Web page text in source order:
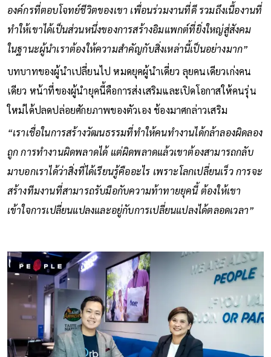
องค์กรที่ตอบโจทย์ชีวิตของเขา เพื่อนร่วมงานที่ดี รวมถึงเนื้องานที่
ทำให้เขาได้เป็นส่วนหนึ่งของการสร้างอิมแพกต์ที่ยิ่งใหญ่สู่สังคม
ในฐานะผู้นำเราต้องให้ความสำคัญกับสิ่งเหล่านี้เป็นอย่างมาก”
บทบาทของผู้นำเปลี่ยนไป หมดยุคผู้นำเดี่ยว ลุยคนเดียวเก่งคน
เดียว หน้าที่ของผู้นำยุคนี้คือการส่งเสริมและเปิดโอกาสให้คนรุ่น
ใหม่ได้ปลดปล่อยศักยภาพของตัวเอง ช้องมาศกล่าวเสริม
“เราเชื่อในการสร้างวัฒนธรรมที่ทำให้คนทำงานได้กล้าลองผิดลอง
ถูก การทำงานผิดพลาดได้ แต่ผิดพลาดแล้วเขาต้องสามารถกลับ
มาบอกเราได้ว่าสิ่งที่ได้เรียนรู้คืออะไร เพราะโลกเปลี่ยนเร็ว การจะ
สร้างทีมงานที่สามารถรับมือกับความท้าทายยุคนี้ ต้องให้เขา
เข้าใจการเปลี่ยนแปลงและอยู่กับการเปลี่ยนแปลงได้ตลอดเวลา”